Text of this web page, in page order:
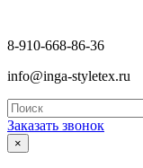
8-910-668-86-36
info@inga-styletex.ru
Заказать звонок
×